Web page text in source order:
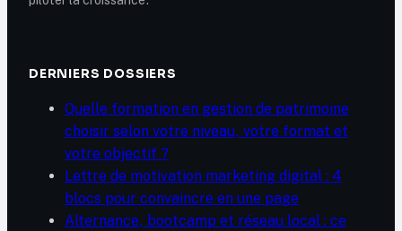
DERNIERS DOSSIERS
Quelle formation en gestion de patrimoine
choisir selon votre niveau, votre format et
votre objectif ?
Lettre de motivation marketing digital : 4
blocs pour convaincre en une page
Alternance, bootcamp et réseau local : ce